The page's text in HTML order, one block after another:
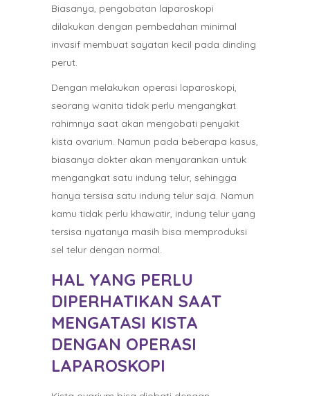
Biasanya, pengobatan laparoskopi
dilakukan dengan pembedahan minimal
invasif membuat sayatan kecil pada dinding
perut.
Dengan melakukan operasi laparoskopi,
seorang wanita tidak perlu mengangkat
rahimnya saat akan mengobati penyakit
kista ovarium. Namun pada beberapa kasus,
biasanya dokter akan menyarankan untuk
mengangkat satu indung telur, sehingga
hanya tersisa satu indung telur saja. Namun
kamu tidak perlu khawatir, indung telur yang
tersisa nyatanya masih bisa memproduksi
sel telur dengan normal.
HAL YANG PERLU
DIPERHATIKAN SAAT
MENGATASI KISTA
DENGAN OPERASI
LAPAROSKOPI